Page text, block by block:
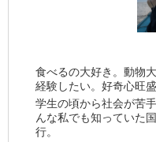
食べるの大好き。動物
経験したい。好奇心旺盛
学生の頃から社会が苦
んな私でも知っていた
行。